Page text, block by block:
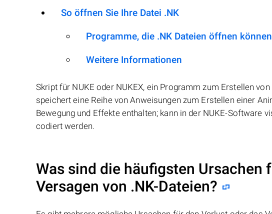
So öffnen Sie Ihre Datei .NK
Programme, die .NK Dateien öffnen können
Weitere Informationen
Skript für NUKE oder NUKEX, ein Programm zum Erstellen
speichert eine Reihe von Anweisungen zum Erstellen einer
Bewegung und Effekte enthalten; kann in der NUKE-Software
codiert werden.
Was sind die häufigsten Ursachen
Versagen von .NK-Dateien?